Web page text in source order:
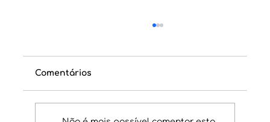
Comentários